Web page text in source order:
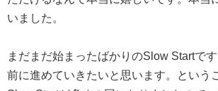
いました。
まだまだ始まったばかりのSlow Startで
前に進めていきたいと思います。という